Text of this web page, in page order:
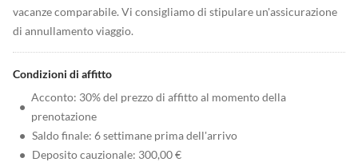
vacanze comparabile. Vi consigliamo di stipulare un'assicurazione
di annullamento viaggio.
Condizioni di affitto
•
Acconto: 30% del prezzo di affitto al momento della
prenotazione
• Saldo finale: 6 settimane prima dell'arrivo
• Deposito cauzionale: 300,00 €